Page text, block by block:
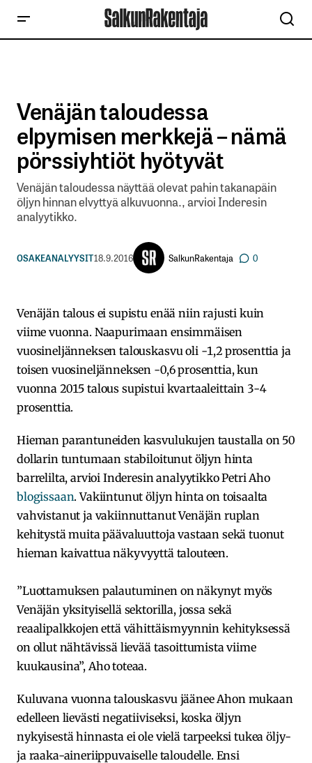
Venäjän taloudessa
elpymisen merkkejä – nämä
pörssiyhtiöt hyötyvät
Venäjän taloudessa näyttää olevat pahin takanapäin
öljyn hinnan elvyttyä alkuvuonna., arvioi Inderesin
analyytikko.
OSAKEANALYYSIT18.9.2016 SalkunRakentaja 0
Venäjän talous ei supistu enää niin rajusti kuin
viime vuonna. Naapurimaan ensimmäisen
vuosineljänneksen talouskasvu oli -1,2 prosenttia ja
toisen vuosineljänneksen -0,6 prosenttia, kun
vuonna 2015 talous supistui kvartaaleittain 3-4
prosenttia.
Hieman parantuneiden kasvulukujen taustalla on 50
dollarin tuntumaan stabiloitunut öljyn hinta
barrelilta, arvioi Inderesin analyytikko Petri Aho
blogissaan. Vakiintunut öljyn hinta on toisaalta
vahvistanut ja vakiinnuttanut Venäjän ruplan
kehitystä muita päävaluuttoja vastaan sekä tuonut
hieman kaivattua näkyvyyttä talouteen.
”Luottamuksen palautuminen on näkynyt myös
Venäjän yksityisellä sektorilla, jossa sekä
reaalipalkkojen että vähittäismyynnin kehityksessä
on ollut nähtävissä lievää tasoittumista viime
kuukausina”, Aho toteaa.
Kuluvana vuonna talouskasvu jäänee Ahon mukaan
edelleen lievästi negatiiviseksi, koska öljyn
nykyisestä hinnasta ei ole vielä tarpeeksi tukea öljy-
ja raaka-aineriippuvaiselle taloudelle. Ensi